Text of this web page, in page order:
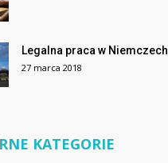
Legalna praca w Niemczech
27 marca 2018
KATEGORIE